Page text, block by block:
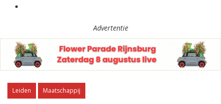
Advertentie
Leiden Maatschappij